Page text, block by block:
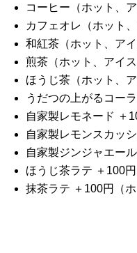
コーヒー（ホット、ア
カフェオレ（ホット、
和紅茶（ホット、アイ
煎茶（ホット、アイス
ほうじ茶（ホット、ア
うだつの上がるコー
自家製レモネード ＋
自家製レモンスカッ
自家製ジンジャエー
ほうじ茶ラテ ＋100
抹茶ラテ ＋100円（ホ